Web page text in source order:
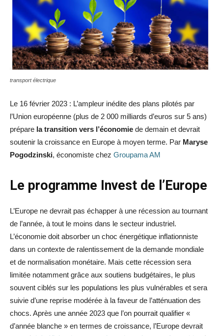
transport électrique
Le 16 février 2023 : L’ampleur inédite des plans pilotés par
l’Union européenne (plus de 2 000 milliards d’euros sur 5 ans)
prépare la transition vers l’économie de demain et devrait
soutenir la croissance en Europe à moyen terme. Par Maryse
Pogodzinski, économiste chez Groupama AM
Le programme Invest de l’Europe
L’Europe ne devrait pas échapper à une récession au tournant
de l’année, à tout le moins dans le secteur industriel.
L’économie doit absorber un choc énergétique inflationniste
dans un contexte de ralentissement de la demande mondiale
et de normalisation monétaire. Mais cette récession sera
limitée notamment grâce aux soutiens budgétaires, le plus
souvent ciblés sur les populations les plus vulnérables et sera
suivie d’une reprise modérée à la faveur de l’atténuation des
chocs. Après une année 2023 que l’on pourrait qualifier «
d’année blanche » en termes de croissance, l’Europe devrait